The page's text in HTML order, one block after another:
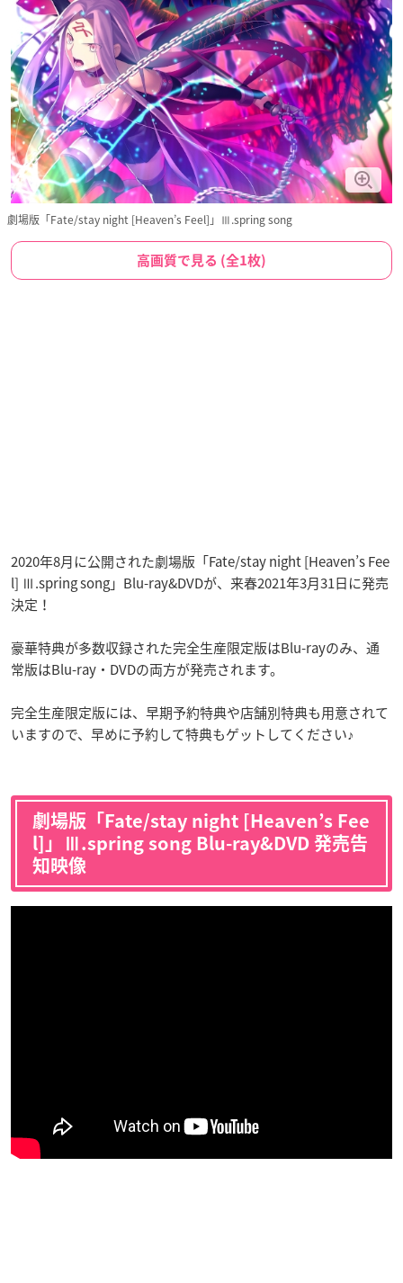
劇場版「Fate/stay night [Heaven’s Feel]」Ⅲ.spring song
高画質で見る (全1枚)
2020年8月に公開された劇場版「Fate/stay night [Heaven’s Fee
l] Ⅲ.spring song」Blu-ray&DVDが、来春2021年3月31日に発売
決定！
豪華特典が多数収録された完全生産限定版はBlu-rayのみ、通
常版はBlu-ray・DVDの両方が発売されます。
完全生産限定版には、早期予約特典や店舗別特典も用意されて
いますので、早めに予約して特典もゲットしてください♪
劇場版「Fate/stay night [Heaven’s Fee
l]」Ⅲ.spring song Blu-ray&DVD 発売告
知映像